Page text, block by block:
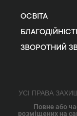
ОСВІТА
ЗВОРОТНИЙ
УСІ ПРАВА
Повне або
розміщених на